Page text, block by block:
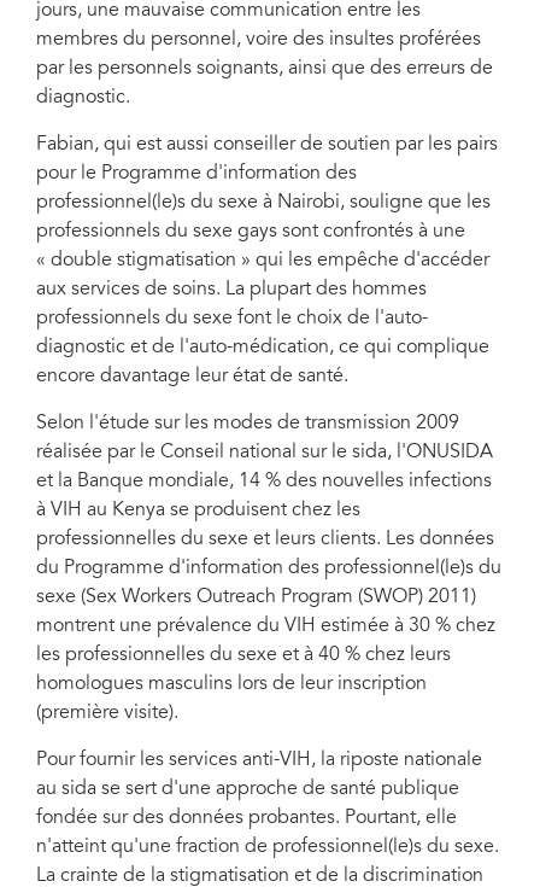
jours, une mauvaise communication entre les
membres du personnel, voire des insultes proférées
par les personnels soignants, ainsi que des erreurs de
diagnostic.
Fabian, qui est aussi conseiller de soutien par les pairs
pour le Programme d'information des
professionnel(le)s du sexe à Nairobi, souligne que les
professionnels du sexe gays sont confrontés à une
« double stigmatisation » qui les empêche d'accéder
aux services de soins. La plupart des hommes
professionnels du sexe font le choix de l'auto-
diagnostic et de l'auto-médication, ce qui complique
encore davantage leur état de santé.
Selon l'étude sur les modes de transmission 2009
réalisée par le Conseil national sur le sida, l'ONUSIDA
et la Banque mondiale, 14 % des nouvelles infections
à VIH au Kenya se produisent chez les
professionnelles du sexe et leurs clients. Les données
du Programme d'information des professionnel(le)s du
sexe (Sex Workers Outreach Program (SWOP) 2011)
montrent une prévalence du VIH estimée à 30 % chez
les professionnelles du sexe et à 40 % chez leurs
homologues masculins lors de leur inscription
(première visite).
Pour fournir les services anti-VIH, la riposte nationale
au sida se sert d'une approche de santé publique
fondée sur des données probantes. Pourtant, elle
n'atteint qu'une fraction de professionnel(le)s du sexe.
La crainte de la stigmatisation et de la discrimination